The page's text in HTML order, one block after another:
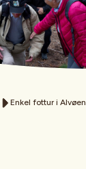
Enkel fottur i Alvøen